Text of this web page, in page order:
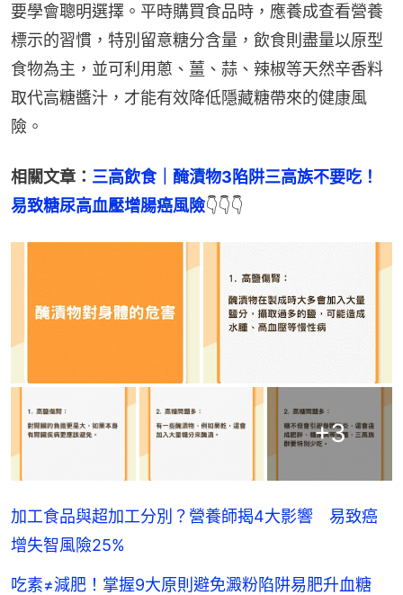
要學會聰明選擇。平時購買食品時，應養成查看營養
標示的習慣，特別留意糖分含量，飲食則盡量以原型
食物為主，並可利用蔥、薑、蒜、辣椒等天然辛香料
取代高糖醬汁，才能有效降低隱藏糖帶來的健康風
險。
相關文章： 三高飲食｜醃漬物3陷阱三高族不要吃！
易致糖尿高血壓增腸癌風險👇👇👇
+3
加工食品與超加工分別？營養師揭4大影響 易致癌
增失智風險25%
吃素≠減肥！掌握9大原則避免澱粉陷阱易肥升血糖